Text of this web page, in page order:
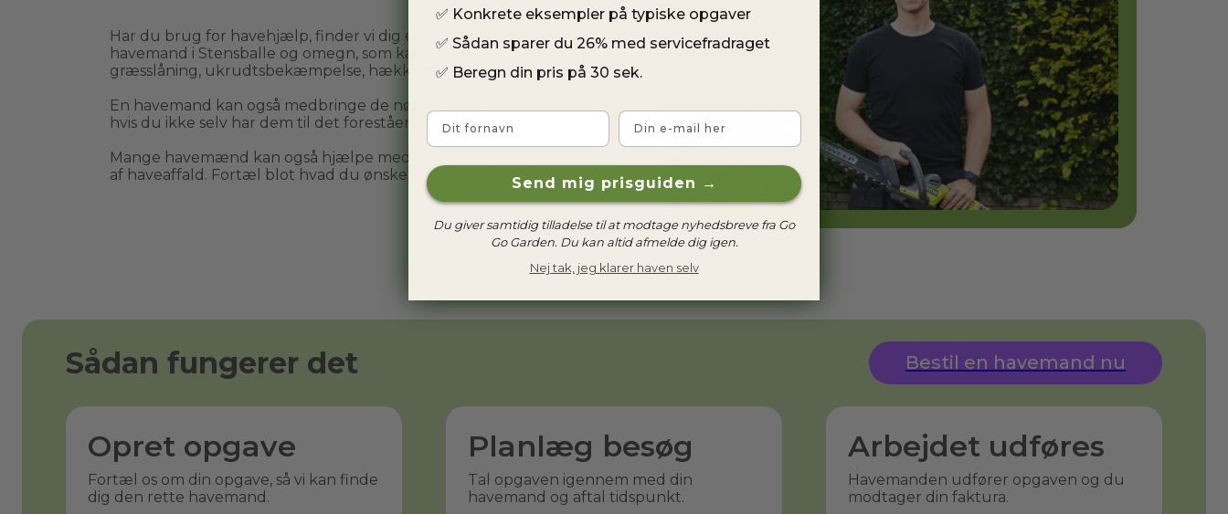
Har du brug for havehjælp, finder vi dig en dygtig og pålidelig
havemand i Stensballe og omegn, som kan hjælpe dig med
græsslåning, ukrudtsbekæmpelse, hækklipning og meget mere.
En havemand kan også medbringe de nødvendige haveredskaber,
hvis du ikke selv har dem til det forestående havearbejde.
Mange havemænd kan også hjælpe med bortkørsel eller afhentning
af haveaffald. Fortæl blot hvad du ønsker hjælper til, når du bestiller.
Sådan fungerer det Bestil en havemand nu
Opret opgave
Fortæl os om din opgave, så vi kan finde
dig den rette havemand.
Planlæg besøg
Tal opgaven igennem med din
havemand og aftal tidspunkt.
Arbejdet udføres
Havemanden udfører opgaven og du
modtager din faktura.
✅ Konkrete eksempler på typiske opgaver
✅ Sådan sparer du 26% med servicefradraget
✅ Beregn din pris på 30 sek.
Fornavn Email
Send mig prisguiden →
Du giver samtidig tilladelse til at modtage nyhedsbreve fra Go
Go Garden. Du kan altid afmelde dig igen.
Nej tak, jeg klarer haven selv